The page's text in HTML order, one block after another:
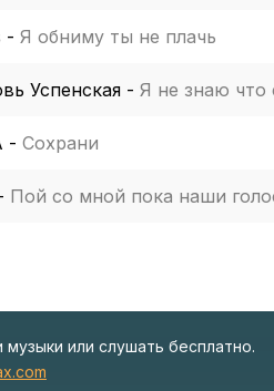
- Я обниму ты не плачь
Успенская - Я не знаю что
- Сохрани
Пой со мной пока наши
музыки или слушать бесплатно.